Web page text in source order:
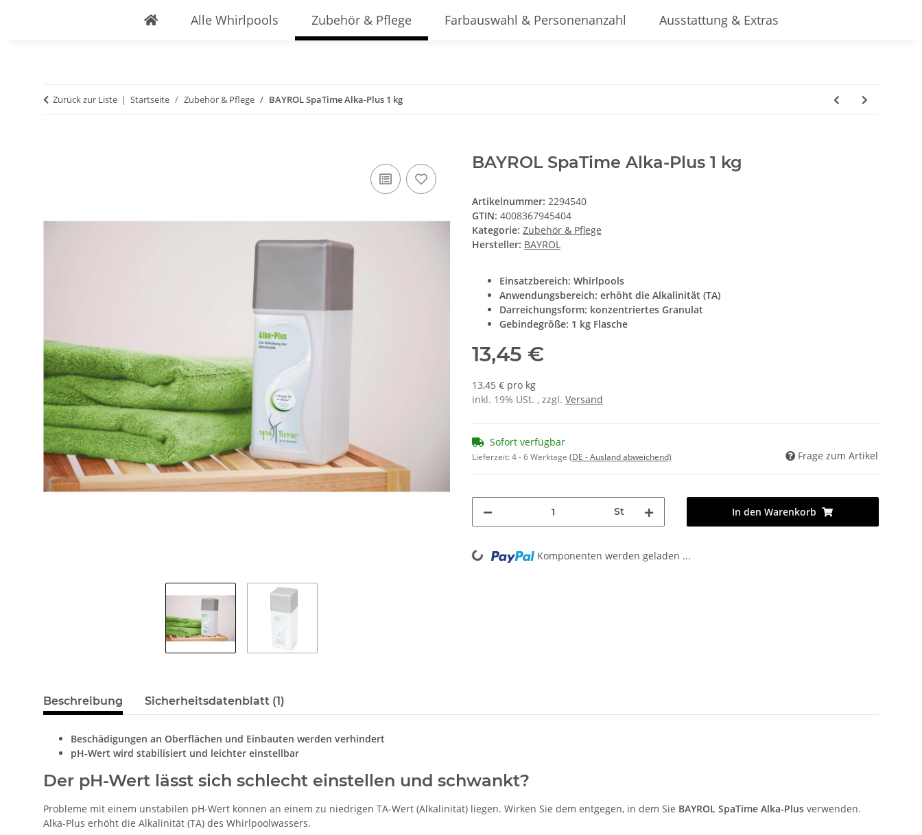
Alle Whirlpools Zubehör & Pflege Farbauswahl & Personenanzahl Ausstattung & Extras
Zurück zur Liste Startseite Zubehör & Pflege BAYROL SpaTime Alka-Plus 1 kg
BAYROL SpaTime Alka-Plus 1 kg
Artikelnummer: 2294540
GTIN: 4008367945404
Kategorie: Zubehör & Pflege
Hersteller: BAYROL
Einsatzbereich: Whirlpools
Anwendungsbereich: erhöht die Alkalinität (TA)
Darreichungsform: konzentriertes Granulat
Gebindegröße: 1 kg Flasche
13,45 €
13,45 € pro kg
inkl. 19% USt. , zzgl. Versand
Sofort verfügbar
Lieferzeit:4 - 6 Werktage (DE - Ausland abweichend) Frage zum Artikel
St In den Warenkorb
Loading... Komponenten werden geladen ...
Beschreibung Sicherheitsdatenblatt (1)
Beschädigungen an Oberflächen und Einbauten werden verhindert
pH-Wert wird stabilisiert und leichter einstellbar
Der pH-Wert lässt sich schlecht einstellen und schwankt?
Probleme mit einem unstabilen pH-Wert können an einem zu niedrigen TA-Wert (Alkalinität) liegen. Wirken Sie dem entgegen, in dem Sie BAYROL SpaTime Alka-Plus verwenden.
Alka-Plus erhöht die Alkalinität (TA) des Whirlpoolwassers.